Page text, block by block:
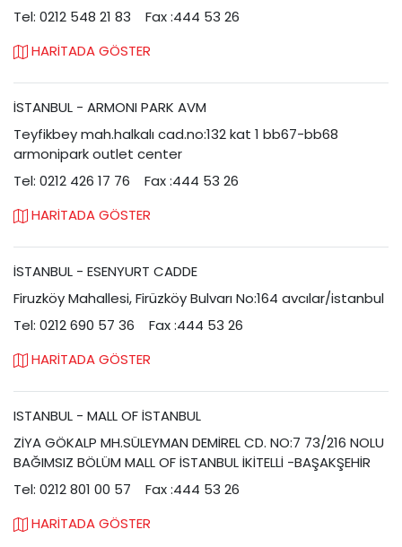
Tel: 0212 548 21 83
Fax :444 53 26
HARİTADA GÖSTER
İSTANBUL - ARMONI PARK AVM
Teyfikbey mah.halkalı cad.no:132 kat 1 bb67-bb68
armonipark outlet center
Tel: 0212 426 17 76
Fax :444 53 26
HARİTADA GÖSTER
İSTANBUL - ESENYURT CADDE
Firuzköy Mahallesi, Firüzköy Bulvarı No:164 avcılar/istanbul
Tel: 0212 690 57 36
Fax :444 53 26
HARİTADA GÖSTER
ISTANBUL - MALL OF İSTANBUL
ZİYA GÖKALP MH.SÜLEYMAN DEMİREL CD. NO:7 73/216 NOLU
BAĞIMSIZ BÖLÜM MALL OF İSTANBUL İKİTELLİ -BAŞAKŞEHİR
Tel: 0212 801 00 57
Fax :444 53 26
HARİTADA GÖSTER